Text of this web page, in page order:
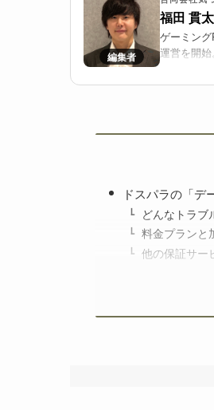
福田 貫太
ゲーミン
運営を開
2025年よ
ドスパラの「デ
どんなトラブ
料金プランと
他の保証サー